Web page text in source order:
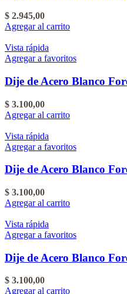
$ 2.945,00
Agregar al carrito
Vista rápida
Agregar a favoritos
Dije de Acero Blanco
$ 3.100,00
Agregar al carrito
Vista rápida
Agregar a favoritos
Dije de Acero Blanco
$ 3.100,00
Agregar al carrito
Vista rápida
Agregar a favoritos
Dije de Acero Blanco
$ 3.100,00
Agregar al carrito